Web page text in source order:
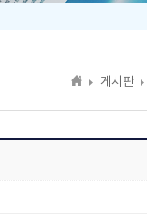
게시판